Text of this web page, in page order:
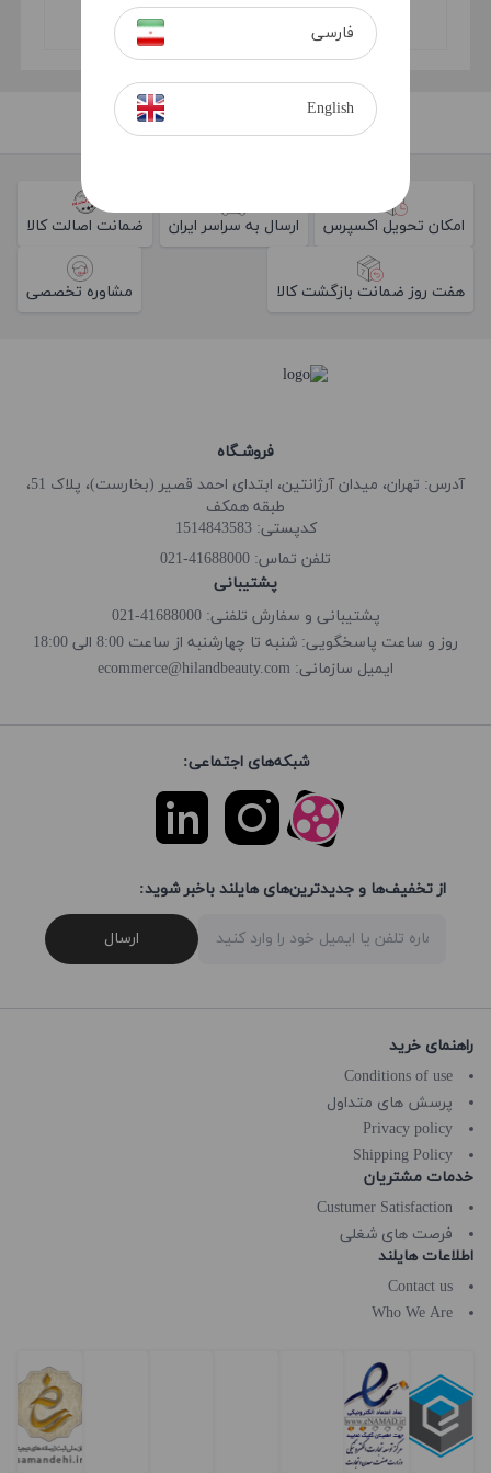
Frizz 250ml
Out of stock Out of stock
امکان تحویل اکسپرس ارسال به سراسر ایران ضمانت اصالت کالا
هفت روز ضمانت بازگشت کالا مشاوره تخصصی
فروشـگاه
آدرس: تهران، میدان آرژانتین، ابتدای احمد قصیر (بخارست)، پلاک 51،
طبقه همکف
کدپستی: 1514843583
تلفن تماس: 41688000-021
پشتیبانی
پشتیبانی و سفارش تلفنی: 41688000-021
روز و ساعت پاسخگویی: شنبه تا چهارشنبه از ساعت 8:00 الی 18:00
ایمیل سازمانی: ecommerce@hilandbeauty.com
شبکه‌های اجتماعی:
از تخفیف‌ها و جدیدترین‌های هایلند باخبر شوید:
ارسال
راهنمای خرید
Conditions of use
پرسش های متداول
Privacy policy
Shipping Policy
خدمات مشتریان
Custumer Satisfaction
فرصت های شغلی
اطلاعات هایلند
Contact us
Who We Are
فارسی
English